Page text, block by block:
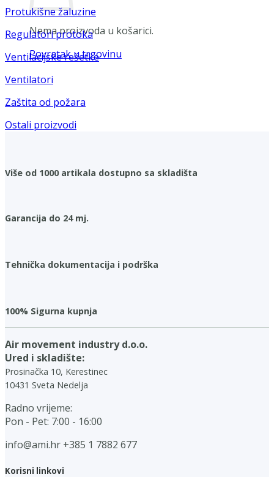
Nema proizvoda u košarici.
Povratak u trgovinu
Protukišne žaluzine
Regulatori protoka
Ventilacijske rešetke
Ventilatori
Zaštita od požara
Ostali proizvodi
Više od 1000 artikala dostupno sa skladišta
Garancija do 24 mj.
Tehnička dokumentacija i podrška
100% Sigurna kupnja
Air movement industry d.o.o.
Ured i skladište:
Prosinačka 10, Kerestinec
10431 Sveta Nedelja
Radno vrijeme:
Pon - Pet: 7:00 - 16:00
info@ami.hr +385 1 7882 677
Korisni linkovi